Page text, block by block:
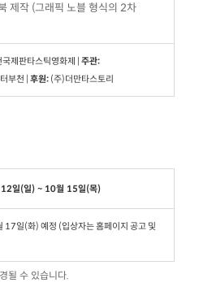
제작 (그래픽 노블 형식의 2차
제판타스틱영화제 | 주관:
부천 | 후원: (주)더만타스토리
일(일) ~ 10월 15일(목)
일(화) 예정 (입상자는 홈페이지 공고 및
될 수 있습니다.